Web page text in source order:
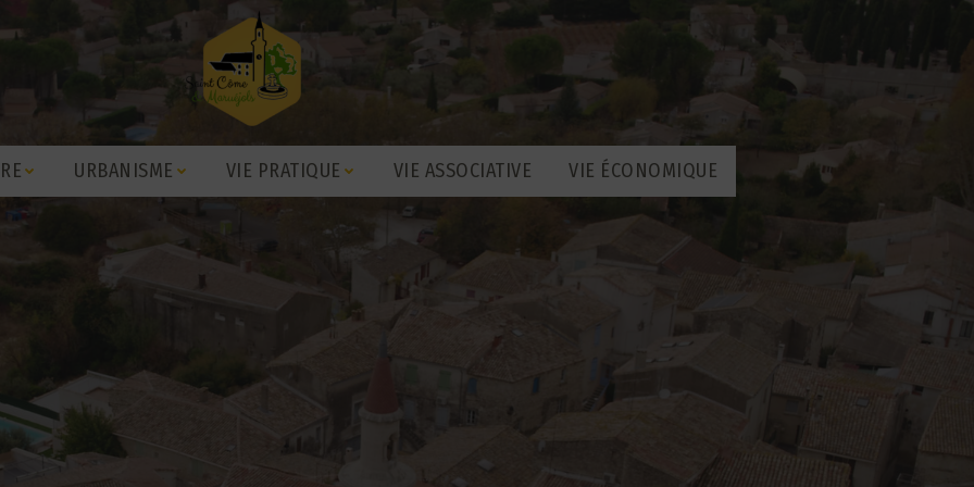
URBANISME VIE PRATIQUE VIE ASSOCIATIVE VIE ÉCONOMIQUE